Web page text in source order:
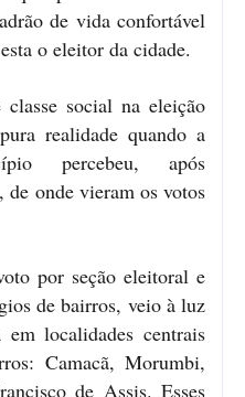
de vida confortável
o eleitor da cidade.
social na eleição
realidade quando a
percebeu, após
, de onde vieram os votos
por seção eleitoral e
de bairros, veio à luz
em localidades centrais
Camacã, Morumbi,
de Assis. Esses